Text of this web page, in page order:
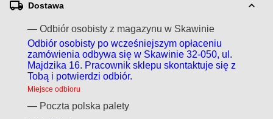
Dostawa
— Odbiór osobisty z magazynu w Skawinie
Odbiór osobisty po wcześniejszym opłaceniu
zamówienia odbywa się w Skawinie 32-050, ul.
Majdzika 16. Pracownik sklepu skontaktuje się z
Tobą i potwierdzi odbiór.
Miejsce odbioru
— Poczta polska palety